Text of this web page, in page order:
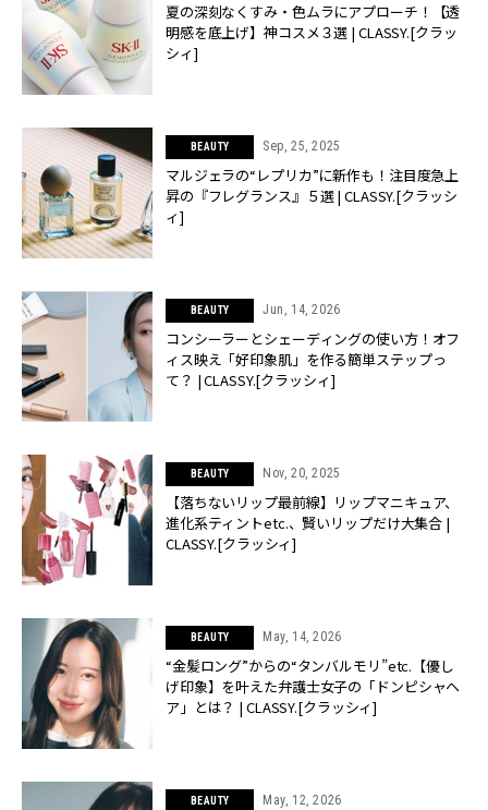
夏の深刻なくすみ・色ムラにアプローチ！【透
明感を底上げ】神コスメ３選 | CLASSY.[クラッ
シィ]
BEAUTY Sep, 25, 2025
マルジェラの“レプリカ”に新作も！注目度急上
昇の『フレグランス』５選 | CLASSY.[クラッシ
ィ]
BEAUTY Jun, 14, 2026
コンシーラーとシェーディングの使い方！オフ
ィス映え「好印象肌」を作る簡単ステップっ
て？ | CLASSY.[クラッシィ]
BEAUTY Nov, 20, 2025
【落ちないリップ最前線】リップマニキュア、
進化系ティントetc.、賢いリップだけ大集合 |
CLASSY.[クラッシィ]
BEAUTY May, 14, 2026
“金髪ロング”からの“タンバルモリ”etc.【優し
げ印象】を叶えた弁護士女子の「ドンピシャヘ
ア」とは？ | CLASSY.[クラッシィ]
BEAUTY May, 12, 2026